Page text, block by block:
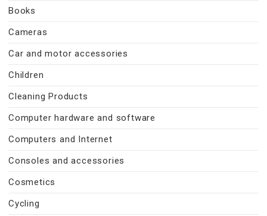
Books
Cameras
Car and motor accessories
Children
Cleaning Products
Computer hardware and software
Computers and Internet
Consoles and accessories
Cosmetics
Cycling